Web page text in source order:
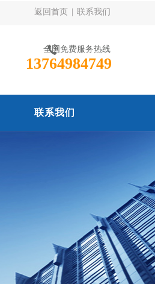
返回首页 联系我们
全国免费服务热线
13764984749
联系我们